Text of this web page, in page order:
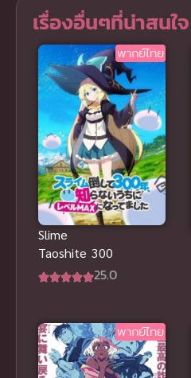
เรื่องอื่นๆที่น่าสนใจ
พากย์ไทย
Slime
Taoshite 300
25.0
พากย์ไทย